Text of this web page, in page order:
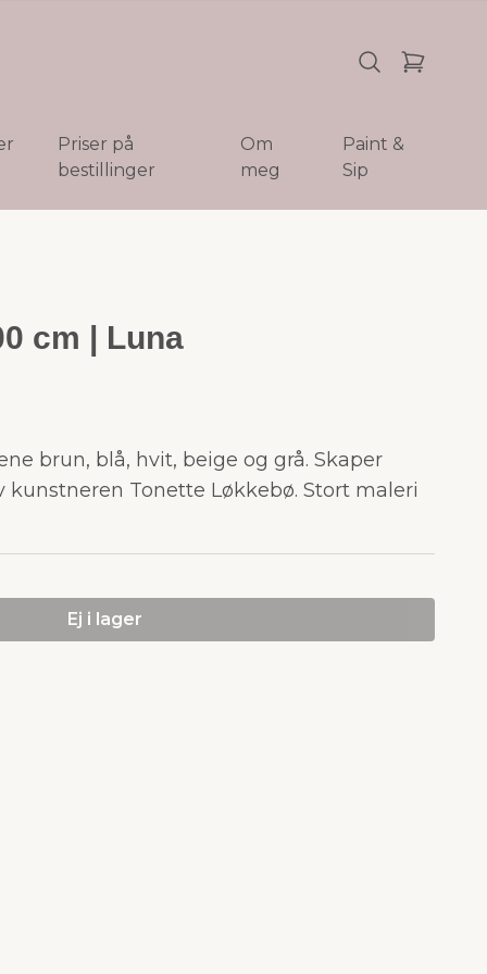
Priser på
bestillinger
Om
meg
Paint &
Sip
cm | Luna
brun, blå, hvit, beige og grå. Skaper
kunstneren Tonette Løkkebø. Stort maleri
Ej i lager